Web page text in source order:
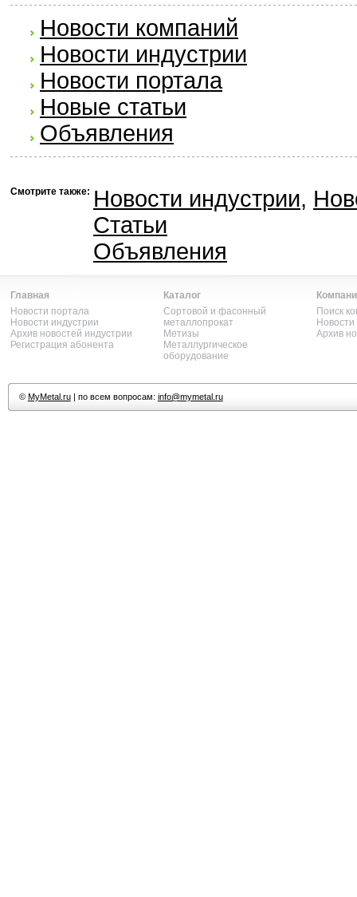
Новости компаний
Новости индустрии
Новости портала
Новые статьи
Объявления
Смотрите также: Новости индустрии,
Статьи
Объявления
Главная
Новости портала
Новости индустрии
Архив новостей индустрии
Регистрация абонента
Каталог
Сортовой и фасонный
металлопрокат
Метизы
Металлургическое
оборудование
Поиск
Архив
© MyMetal.ru| по всем вопросам: info@mymetal.ru